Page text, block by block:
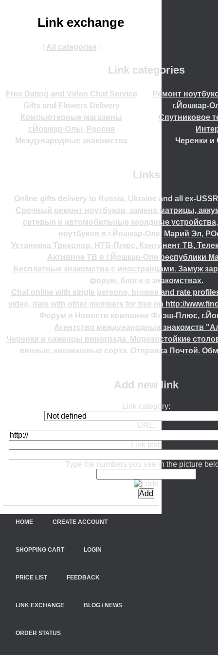
Link exchange
[ All categories ]
Link categories
Free Dating and Video Chat Service
Gifts and Flowers Delivery
Компьютерные магазины
г.Йошкар-Олы, Россия
Международные знакомства
Ремонт
г.Йошкар-
Спутниковое
Черенки
Links
Online gifts delivery to Russia, Ukraine and all ex-
Срочный ремонт ноутбуков, замена матрицы,
сетевые и автомобильные зарядные
ноутбуков в г.Йошкар-Оле, Марий Эл,
Установка Триколор, НТВ-Плюс, Континент ТВ,
Активное ТВ в г.Йошкар-Оле республики
Бесплатные знакомства с иностранцами. Замуж
форум, блоги о знакомствах.
Chat online with single persons, browse and rate
video, date with other members for free on http://
Форум и Новости компании Флэш-Плюс,
Агентство международных знакомств
Черенки и саженцы винограда. Морозостойкие
винные, кишмишные сорта. Отправка Почтой.
Add new link
Link category:
URL:
Link text:
Type the numbers you see in the picture
HOME CREATE ACCOUNT
SHOPPING CART LOGIN
PRICE LIST FEEDBACK
LINK EXCHANGE BLOG / NEWS
ORDER STATUS